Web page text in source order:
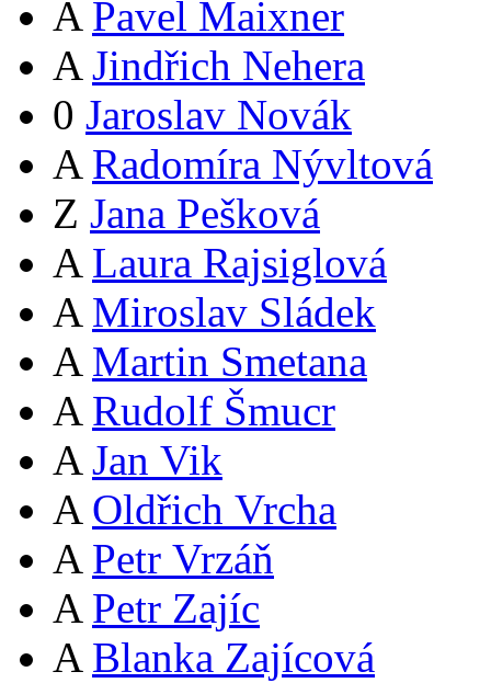
A Pavel Maixner
A Jindřich Nehera
0 Jaroslav Novák
A Radomíra Nývltová
Z Jana Pešková
A Laura Rajsiglová
A Miroslav Sládek
A Martin Smetana
A Rudolf Šmucr
A Jan Vik
A Oldřich Vrcha
A Petr Vrzáň
A Petr Zajíc
A Blanka Zajícová